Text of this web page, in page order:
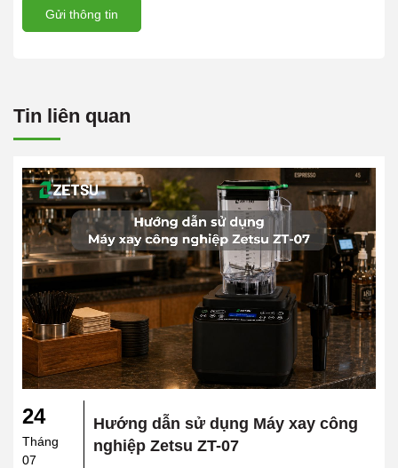
Gửi thông tin
Tin liên quan
24
Tháng
07
Hướng dẫn sử dụng Máy xay công
nghiệp Zetsu ZT-07